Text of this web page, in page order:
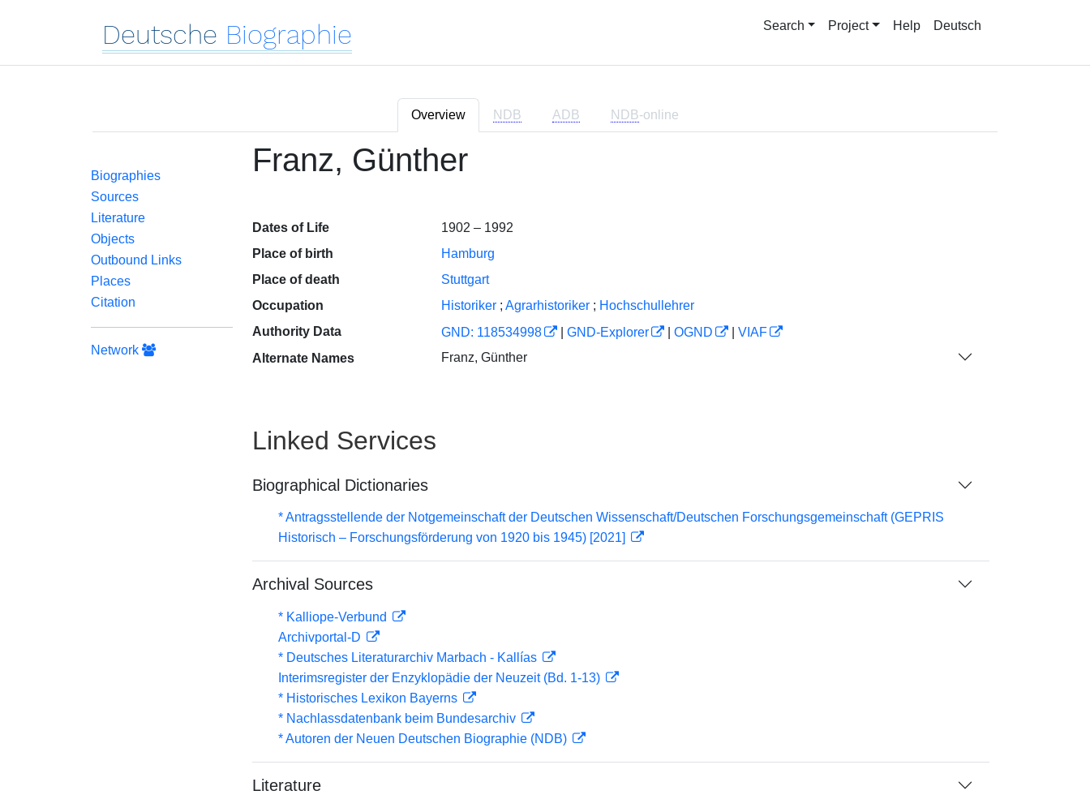
Deutsche Biographie Search Project Help Deutsch
Overview NDB ADB NDB-online
Biographies
Sources
Literature
Objects
Outbound Links
Places
Citation
Network
Franz, Günther
Dates of Life
1902 – 1992
Place of birth
Hamburg
Place of death
Stuttgart
Occupation
Historiker ; Agrarhistoriker ; Hochschullehrer
Authority Data
GND: 118534998 GND-Explorer OGND
VIAF
Alternate Names
Franz, Günther
Linked Services
Biographical Dictionaries
* Antragsstellende der Notgemeinschaft der Deutschen Wissenschaft/Deutschen Forschungsgemeinschaft (GEPRIS
Historisch – Forschungsförderung von 1920 bis 1945) [2021]
Archival Sources
* Kalliope-Verbund
Archivportal-D
* Deutsches Literaturarchiv Marbach - Kallías
Interimsregister der Enzyklopädie der Neuzeit (Bd. 1-13)
* Historisches Lexikon Bayerns
* Nachlassdatenbank beim Bundesarchiv
* Autoren der Neuen Deutschen Biographie (NDB)
Literature